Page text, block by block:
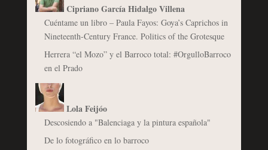
Cipriano García Hidalgo Villena
Cuéntame un libro – Paula Fayos: Goya’s Caprichos in
Nineteenth-Century France. Politics of the Grotesque
Herrera “el Mozo” y el Barroco total: #OrgulloBarroco
en el Prado
Lola Feijóo
Descosiendo a "Balenciaga y la pintura española"
De lo fotográfico en lo barroco